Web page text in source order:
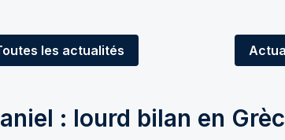
les actualités
: lourd bilan en